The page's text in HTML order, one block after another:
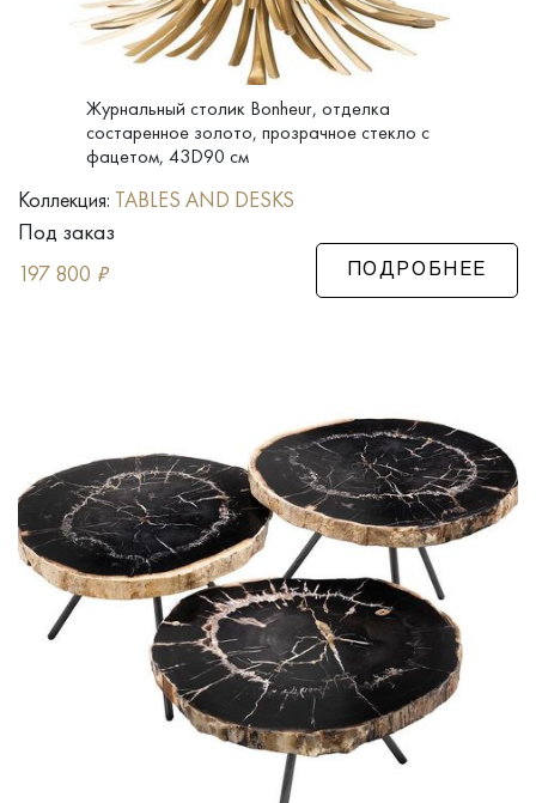
Журнальный столик Bonheur, отделка
состаренное золото, прозрачное стекло с
фацетом, 43D90 см
Коллекция: TABLES AND DESKS
Под заказ
197 800 ₽ ПОДРОБНЕЕ